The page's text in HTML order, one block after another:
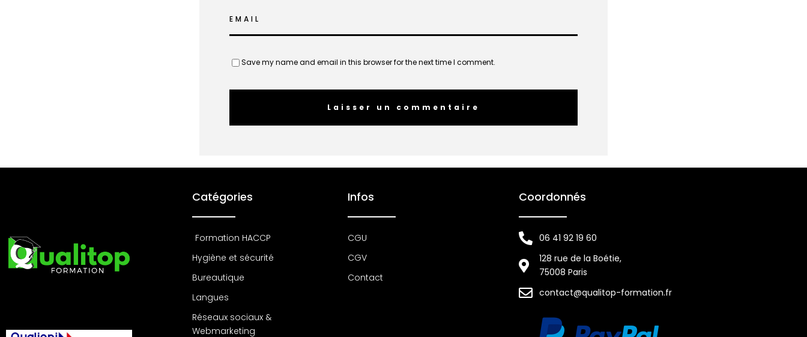
EMAIL
Save my name and email in this browser for the next time I comment.
Catégories
Formation HACCP
Hygiène et sécurité
Bureautique
Langues
Réseaux sociaux &
Webmarketing
Infos
CGU
CGV
Contact
Coordonnés
06 41 92 19 60
128 rue de la Boétie,
75008 Paris
contact@qualitop-formation.fr